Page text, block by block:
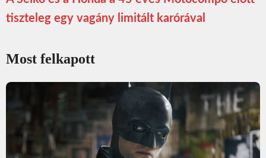
tiszteleg egy vagány limitált karórával
Most felkapott